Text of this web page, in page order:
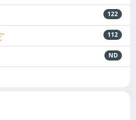
122
112
ND